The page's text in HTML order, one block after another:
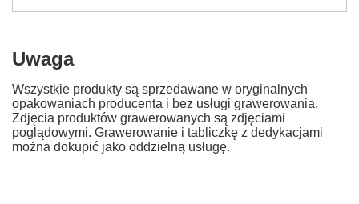
Uwaga
Wszystkie produkty są sprzedawane w oryginalnych
opakowaniach producenta i bez usługi grawerowania.
Zdjęcia produktów grawerowanych są zdjęciami
poglądowymi. Grawerowanie i tabliczkę z dedykacjami
można dokupić jako oddzielną usługę.